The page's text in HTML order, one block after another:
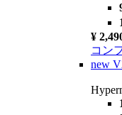
¥
コン
new